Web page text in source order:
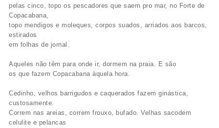
pelas cinco, topo os pescadores que saem pro mar, no Forte de
Copacabana,
topo mendigos e moleques, corpos suados, arriados aos barcos,
estirados
em folhas de jornal.
Aqueles não têm para onde ir, dormem na praia. E são
os que fazem Copacabana àquela hora.
Cedinho, velhos barrigudos e caquerados fazem ginástica,
custosamente.
Correm nas areias, correm frouxo, bufado. Velhas sacodem
celulite e pelancas